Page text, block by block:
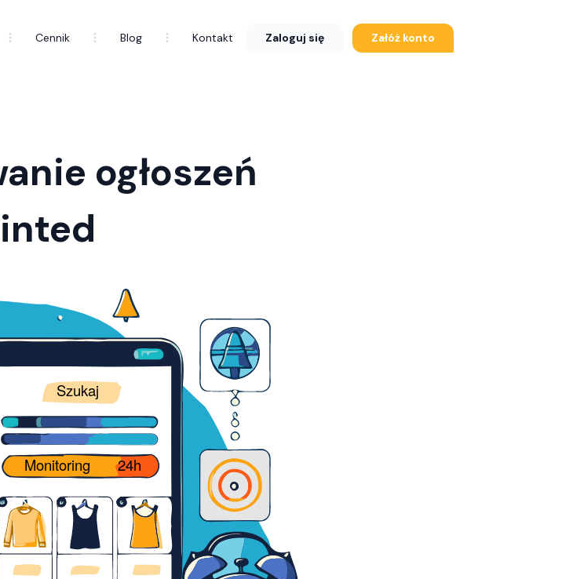
Cennik Blog Kontakt Zaloguj się Załóż konto
ogłoszeń